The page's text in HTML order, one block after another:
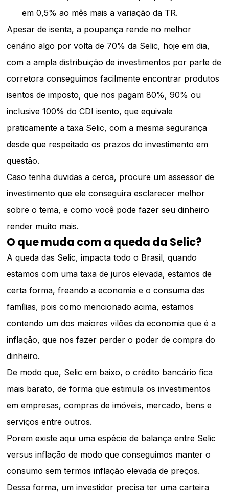
em 0,5% ao mês mais a variação da TR.
Apesar de isenta, a poupança rende no melhor
cenário algo por volta de 70% da Selic, hoje em dia,
com a ampla distribuição de investimentos por parte de
corretora conseguimos facilmente encontrar produtos
isentos de imposto, que nos pagam 80%, 90% ou
inclusive 100% do CDI isento, que equivale
praticamente a taxa Selic, com a mesma segurança
desde que respeitado os prazos do investimento em
questão.
Caso tenha duvidas a cerca, procure um assessor de
investimento que ele conseguira esclarecer melhor
sobre o tema, e como você pode fazer seu dinheiro
render muito mais.
O que muda com a queda da Selic?
A queda das Selic, impacta todo o Brasil, quando
estamos com uma taxa de juros elevada, estamos de
certa forma, freando a economia e o consuma das
famílias, pois como mencionado acima, estamos
contendo um dos maiores vilões da economia que é a
inflação, que nos fazer perder o poder de compra do
dinheiro.
De modo que, Selic em baixo, o crédito bancário fica
mais barato, de forma que estimula os investimentos
em empresas, compras de imóveis, mercado, bens e
serviços entre outros.
Porem existe aqui uma espécie de balança entre Selic
versus inflação de modo que conseguimos manter o
consumo sem termos inflação elevada de preços.
Dessa forma, um investidor precisa ter uma carteira